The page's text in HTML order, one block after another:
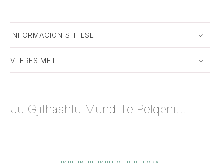
INFORMACION SHTESË
VLERËSIMET
Ju Gjithashtu Mund Të Pëlqeni...